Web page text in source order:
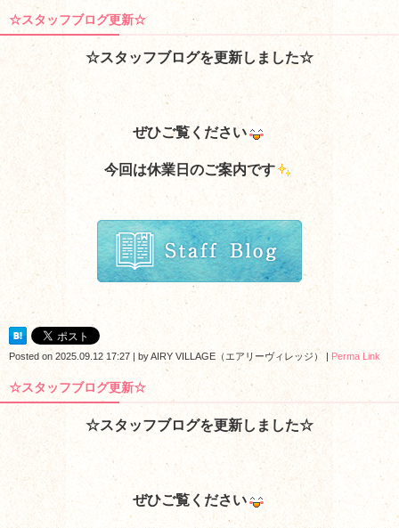
☆スタッフブログ更新☆
☆スタッフブログを更新しました☆
ぜひご覧ください
今回は休業日のご案内です
Posted on 2025.09.12 17:27 | byAIRY VILLAGE（エアリーヴィレッジ） | Perma Link
☆スタッフブログ更新☆
☆スタッフブログを更新しました☆
ぜひご覧ください